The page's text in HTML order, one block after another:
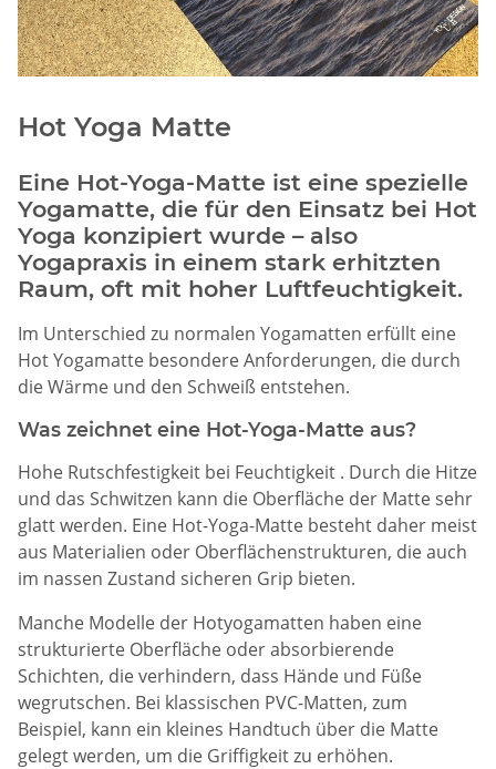
Hot Yoga Matte
Eine Hot-Yoga-Matte ist eine spezielle
Yogamatte, die für den Einsatz bei Hot
Yoga konzipiert wurde – also
Yogapraxis in einem stark erhitzten
Raum, oft mit hoher Luftfeuchtigkeit.
Im Unterschied zu normalen Yogamatten erfüllt eine
Hot Yogamatte besondere Anforderungen, die durch
die Wärme und den Schweiß entstehen.
Was zeichnet eine Hot-Yoga-Matte aus?
Hohe Rutschfestigkeit bei Feuchtigkeit . Durch die Hitze
und das Schwitzen kann die Oberfläche der Matte sehr
glatt werden. Eine Hot-Yoga-Matte besteht daher meist
aus Materialien oder Oberflächenstrukturen, die auch
im nassen Zustand sicheren Grip bieten.
Manche Modelle der Hotyogamatten haben eine
strukturierte Oberfläche oder absorbierende
Schichten, die verhindern, dass Hände und Füße
wegrutschen. Bei klassischen PVC-Matten, zum
Beispiel, kann ein kleines Handtuch über die Matte
gelegt werden, um die Griffigkeit zu erhöhen.